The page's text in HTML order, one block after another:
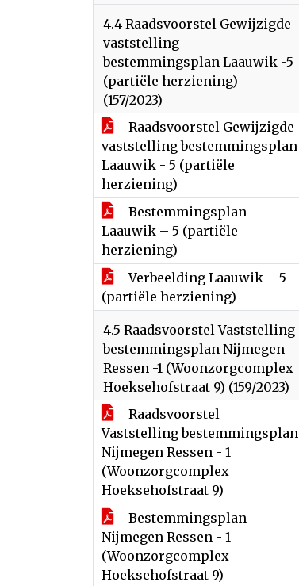
4.4 Raadsvoorstel Gewijzigde
vaststelling
bestemmingsplan Laauwik -5
(partiële herziening)
(157/2023)
Raadsvoorstel Gewijzigde
vaststelling bestemmingsplan
Laauwik - 5 (partiële
herziening)
Bestemmingsplan
Laauwik – 5 (partiële
herziening)
Verbeelding Laauwik – 5
(partiële herziening)
4.5 Raadsvoorstel Vaststelling
bestemmingsplan Nijmegen
Ressen -1 (Woonzorgcomplex
Hoeksehofstraat 9) (159/2023)
Raadsvoorstel
Vaststelling bestemmingsplan
Nijmegen Ressen - 1
(Woonzorgcomplex
Hoeksehofstraat 9)
Bestemmingsplan
Nijmegen Ressen - 1
(Woonzorgcomplex
Hoeksehofstraat 9)